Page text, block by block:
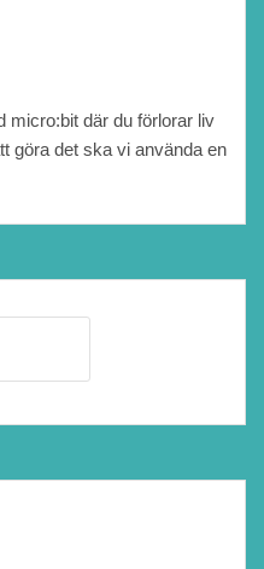
micro:bit där du förlorar liv
göra det ska vi använda en